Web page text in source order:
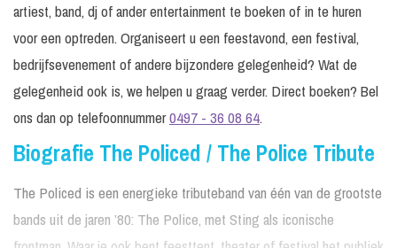
artiest, band, dj of ander entertainment te boeken of in te huren
voor een optreden. Organiseert u een feestavond, een festival,
bedrijfsevenement of andere bijzondere gelegenheid? Wat de
gelegenheid ook is, we helpen u graag verder. Direct boeken? Bel
ons dan op telefoonnummer0497 - 36 08 64.
Biografie The Policed / The Police Tribute
The Policed is een energieke tributeband van één van de grootste
bands uit de jaren ’80: The Police, met Sting als iconische